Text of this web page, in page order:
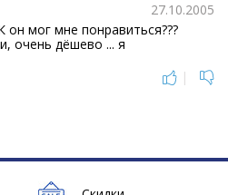
27.10.2005
мог мне понравиться???
очень дёшево ... я
|